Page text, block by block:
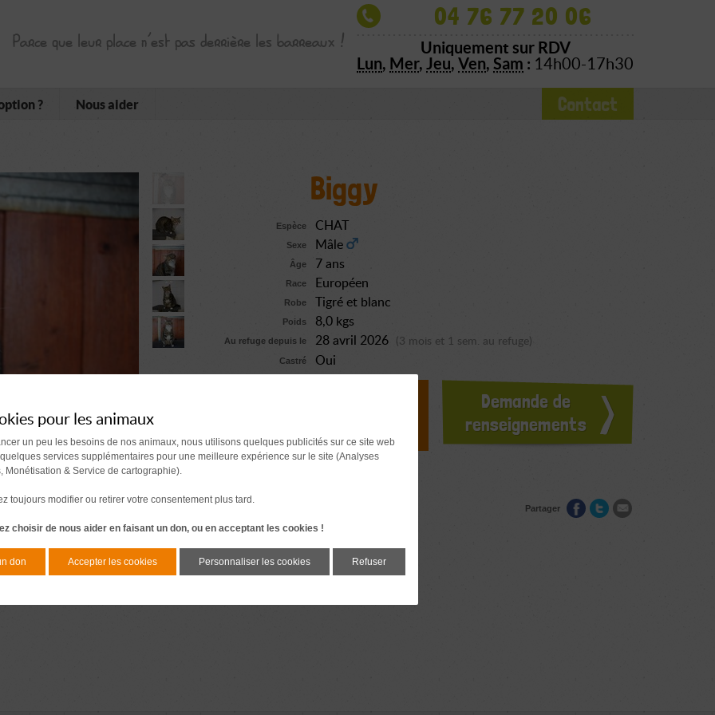
Parce que leur place n’est pas derrière les barreaux !
04 76 77 20 06
Uniquement sur RDV
Lun, Mer, Jeu, Ven, Sam : 14h00-17h30
? Nous aider Contact
Biggy
Espèce CHAT
Sexe Mâle
Âge 7 ans
Race Européen
Robe Tigré et blanc
Poids 8,0 kgs
Au refuge depuis le 28 avril 2026 (3 mois et 1 sem. au refuge)
Castré Oui
avant l'adoption
Demande de
renseignements
Partager
pour les animaux
un peu les besoins de nos animaux, nous utilisons quelques publicités sur ce site web
services supplémentaires pour une meilleure expérience sur le site (Analyses
Monétisation & Service de cartographie).
toujours modifier ou retirer votre consentement plus tard.
choisir de nous aider en faisant un don, ou en acceptant les cookies !
don Accepter les cookies Personnaliser les cookies Refuser